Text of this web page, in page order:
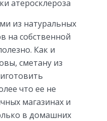
атеросклероза
из натуральных
на собственной
Как и
сметану из
что ее не
магазинах и
в домашних